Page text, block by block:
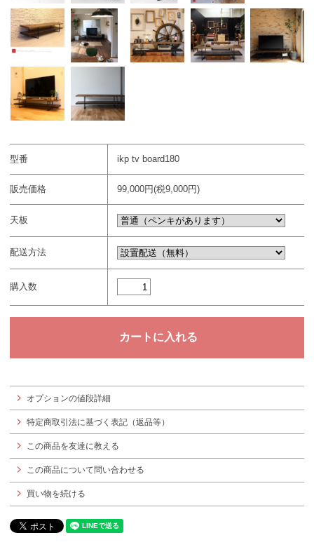
型番 ikp tv board180
販売価格 99,000円(税9,000円)
天板
配送方法
購入数
オプションの値段詳細
特定商取引法に基づく表記（返品等）
この商品を友達に教える
この商品について問い合わせる
買い物を続ける